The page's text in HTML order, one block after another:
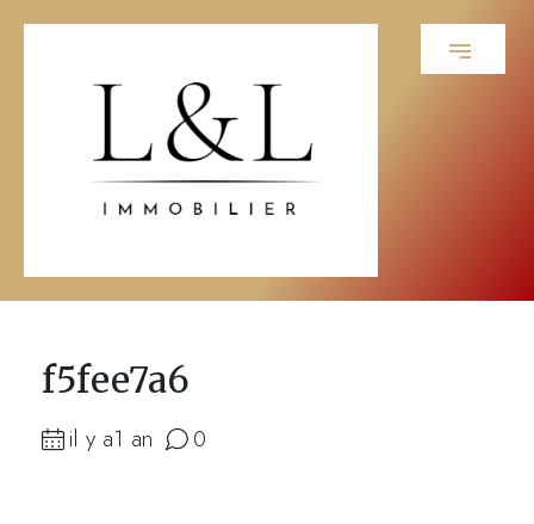
f5fee7a6
il y a1 an 0